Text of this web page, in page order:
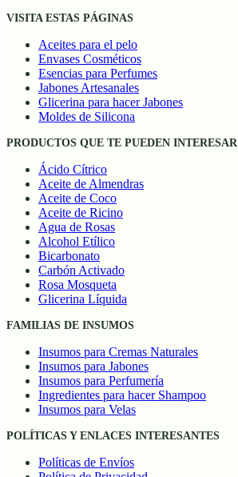
VISITA ESTAS PÁGINAS
Aceites para el pelo
Envases Cosméticos
Esencias para Perfumes
Jabones Artesanales
Glicerina para hacer Jabones
Moldes de Silicona
PRODUCTOS QUE TE PUEDEN INTERESAR
Ácido Cítrico
Aceite de Almendras
Aceite de Coco
Aceite de Ricino
Agua de Rosas
Alcohol Etílico
Bicarbonato
Carbón Activado
Rosa Mosqueta
Glicerina Líquida
FAMILIAS DE INSUMOS
Insumos para Cremas Naturales
Insumos para Jabones
Insumos para Perfumería
Ingredientes para hacer Shampoo
Insumos para Velas
POLÍTICAS Y ENLACES INTERESANTES
Políticas de Envíos